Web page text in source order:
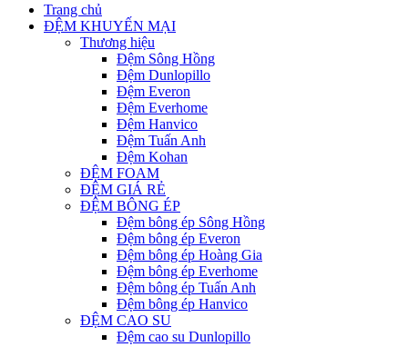
Trang chủ
ĐỆM KHUYẾN MẠI
Thương hiệu
Đệm Sông Hồng
Đệm Dunlopillo
Đệm Everon
Đệm Everhome
Đệm Hanvico
Đệm Tuấn Anh
Đệm Kohan
ĐỆM FOAM
ĐỆM GIÁ RẺ
ĐỆM BÔNG ÉP
Đệm bông ép Sông Hồng
Đệm bông ép Everon
Đệm bông ép Hoàng Gia
Đệm bông ép Everhome
Đệm bông ép Tuấn Anh
Đệm bông ép Hanvico
ĐỆM CAO SU
Đệm cao su Dunlopillo